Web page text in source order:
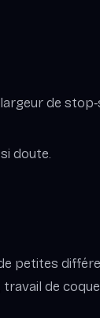
de
doute.
petites
de